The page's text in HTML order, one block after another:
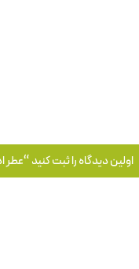
اولین دیدگاه را ثبت کنید “عطر